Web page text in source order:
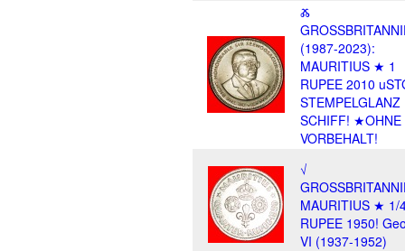
Ⰶ
(1987-2023):
MAURITIUS ★ 1
RUPEE 2010
STEMPELGLANZ
SCHIFF! ★OHNE
VORBEHALT!
√
MAURITIUS ★ 1/
RUPEE 1950!
VI (1937-1952)